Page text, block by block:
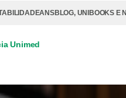
ANSBLOG, UNIBOOKS E
Unimed